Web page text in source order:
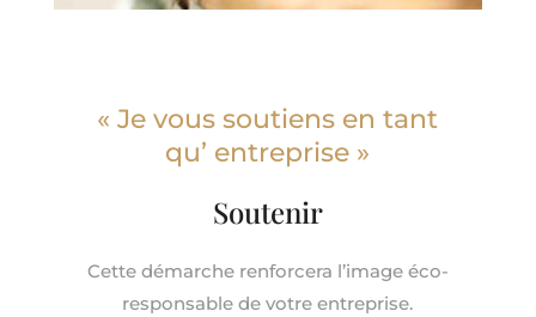
« Je vous soutiens en tant
qu’ entreprise »
Soutenir
Cette démarche renforcera l’image éco-
responsable de votre entreprise.